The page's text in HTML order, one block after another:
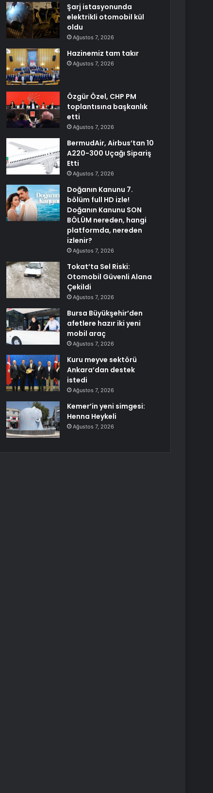
Şarj istasyonunda
elektrikli otomobil kül
oldu
Ağustos 7, 2026
Hazinemiz tam takır
Ağustos 7, 2026
Özgür Özel, CHP PM
toplantısına başkanlık
etti
Ağustos 7, 2026
BermudAir, Airbus’tan 10
A220-300 Uçağı Sipariş
Etti
Ağustos 7, 2026
Doğanın Kanunu 7.
bölüm full HD izle!
Doğanın Kanunu SON
BÖLÜM nereden, hangi
platformda, nereden
izlenir?
Ağustos 7, 2026
Tokat’ta Sel Riski:
Otomobil Güvenli Alana
Çekildi
Ağustos 7, 2026
Bursa Büyükşehir’den
afetlere hazır iki yeni
mobil araç
Ağustos 7, 2026
Kuru meyve sektörü
Ankara’dan destek
istedi
Ağustos 7, 2026
Kemer’in yeni simgesi:
Henna Heykeli
Ağustos 7, 2026